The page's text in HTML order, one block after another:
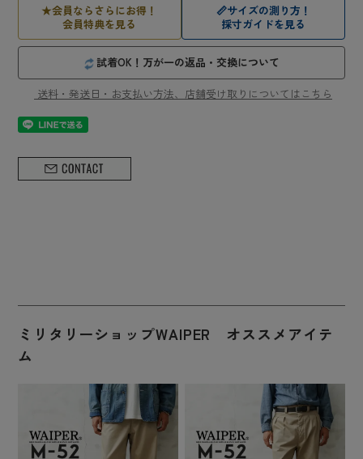
★会員ならさらにお得！
会員特典を見る
📏サイズの測り方！
採寸ガイドを見る
試着OK！万が一の返品・交換について
送料・発送日・お支払い方法、店舗受け取りについてはこちら
ミリタリーショップWAIPER オススメアイテ
ム